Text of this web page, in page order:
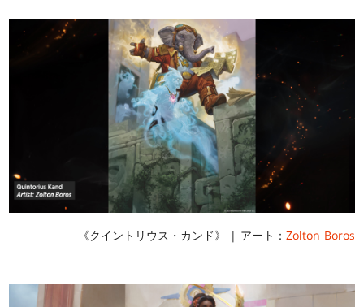
《クイントリウス・カンド》 | アート： Zolton Boros